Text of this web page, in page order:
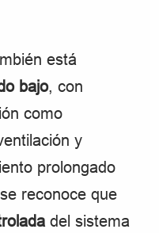
está
bajo, con
como
y
prolongado
reconoce que
del sistema